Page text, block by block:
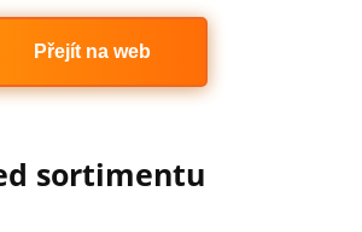
Přejít na web
sortimentu